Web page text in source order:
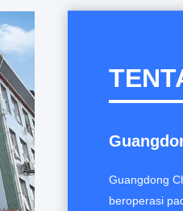
Guangdong
beroperasi